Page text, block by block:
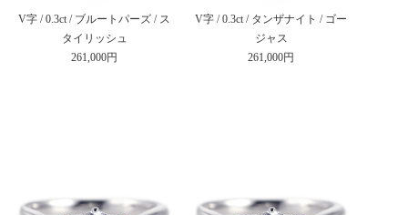
V字 / 0.3ct / ブルートパーズ / ス
タイリッシュ
261,000円
V字 / 0.3ct / タンザナイト / ゴー
ジャス
261,000円